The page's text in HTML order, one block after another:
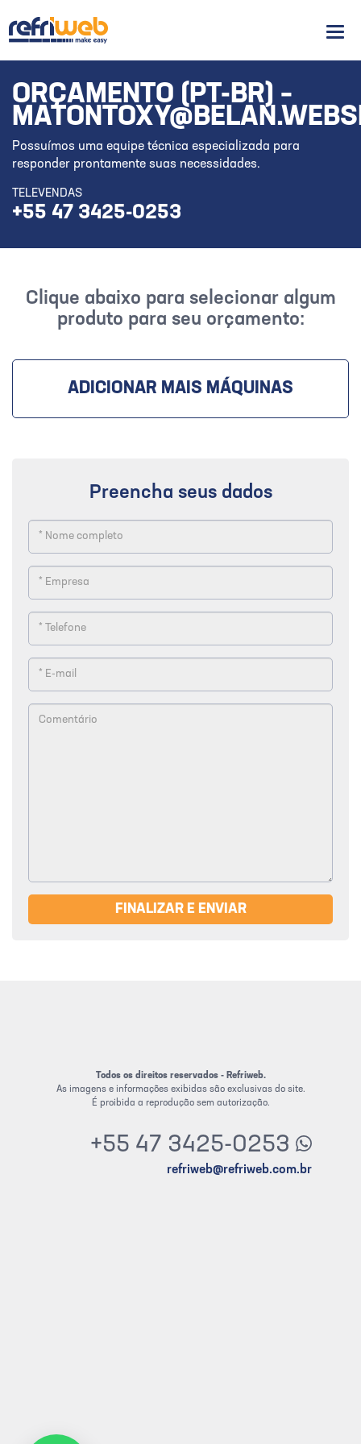
ORÇAMENTO (PT-BR) –
Possuímos uma equipe técnica especializada para
responder prontamente suas necessidades.
TELEVENDAS
+55 47 3425-0253
Clique abaixo para selecionar algum
produto para seu orçamento:
ADICIONAR MAIS MÁQUINAS
Preencha seus dados
FINALIZAR E ENVIAR
Todos os direitos reservados - Refriweb.
As imagens e informações exibidas são exclusivas do site.
É proibida a reprodução sem autorização.
+55 47 3425-0253
refriweb@refriweb.com.br